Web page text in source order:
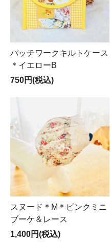
パッチワークキルトケース
＊イエローB
750円(税込)
スヌード＊M＊ピンクミニ
ブーケ＆レース
1,400円(税込)